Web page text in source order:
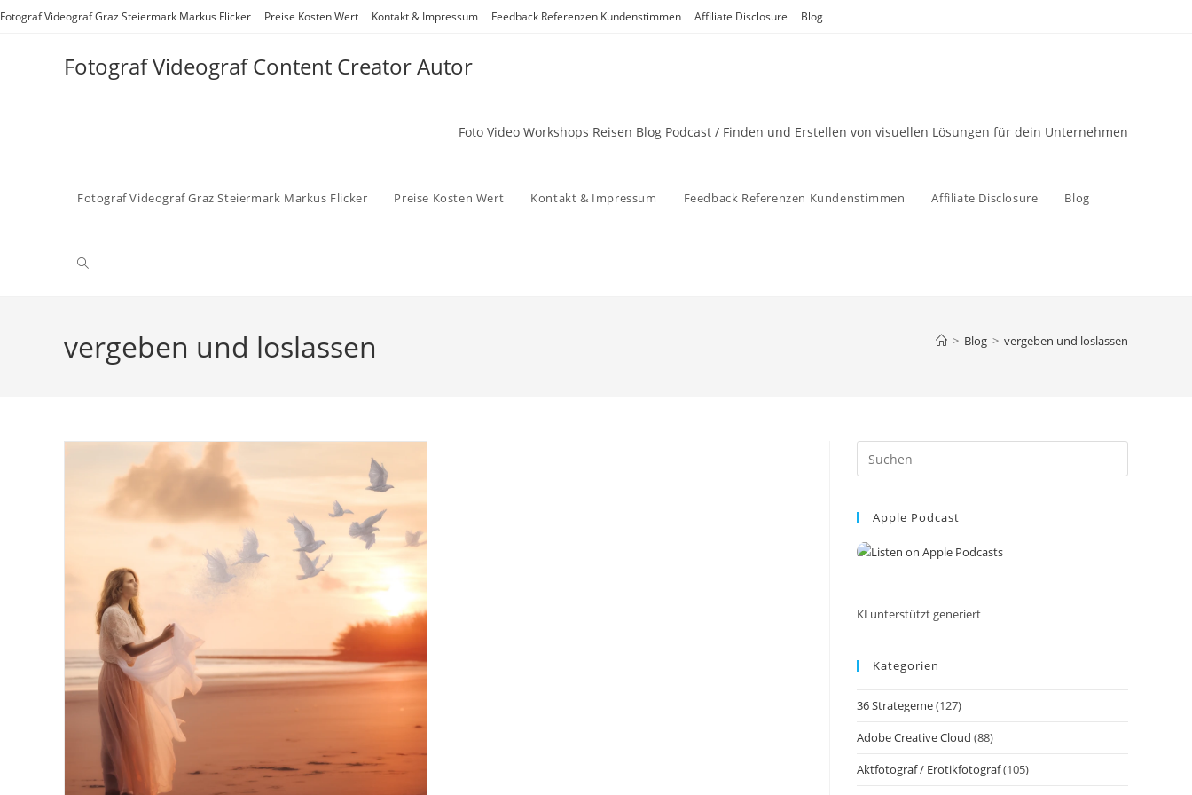
Zum
Fotograf Videograf Graz Steiermark Markus Flicker Preise Kosten Wert Kontakt & Impressum Feedback Referenzen Kundenstimmen Affiliate Disclosure Blog
Fotograf Videograf Content Creator Autor
Foto Video Workshops Reisen Blog Podcast / Finden und Erstellen von visuellen Lösungen für dein Unternehmen
Fotograf Videograf Graz Steiermark Markus Flicker Preise Kosten Wert Kontakt & Impressum Feedback Referenzen Kundenstimmen Affiliate Disclosure Blog
Website-
vergeben und loslassen > Blog > vergeben und loslassen
Escape
Apple Podcast
KI unterstützt generiert
Kategorien
36 Strategeme(127)
Adobe Creative Cloud (88)
Aktfotograf / Erotikfotograf(105)